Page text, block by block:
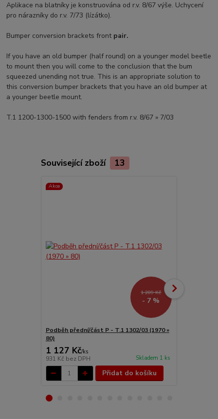
Aplikace na blatníky je konstruována od r.v. 8/67 výše. Uchycení
pro nárazníky do r.v. 7/73 (lízátko).
Bumper conversion brackets front pair.
If you have an old bumper (half round) on a younger model beetle
to mount then you will come to the conclusion that the bum
squeezed unending not true. This is an appropriate solution to
this conversion bumper brackets that you have an old bumper at
a younger beetle mount.
T.1 1200-1300-1500 with fenders from r.v. 8/67 » 7/03
Související zboží 13
Akce
1 209 Kč
- 7 %
Podběh přední/část P - T.1 1302/03 (1970 »
80)
1 127 Kč/ks
931 Kč bez DPH Skladem 1 ks
Přidat do košíku